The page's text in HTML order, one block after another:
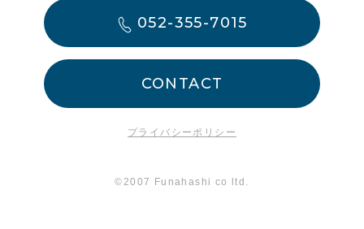
052-355-7015
CONTACT
プライバシーポリシー
©2007 Funahashi co ltd.